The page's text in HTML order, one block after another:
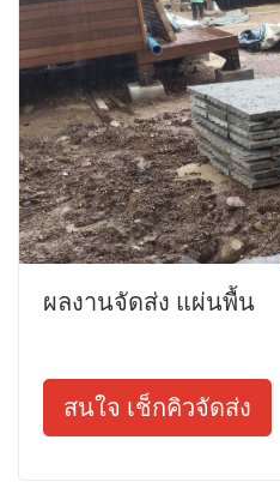
ผลงานจัดส่ง แผ่นพื้น
สนใจ เช็กคิวจัดส่ง